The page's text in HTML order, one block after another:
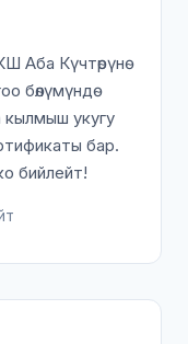
Аба Күчтөрүнө
бөлүмүндө
кылмыш укугу
бар.
бийлейт!